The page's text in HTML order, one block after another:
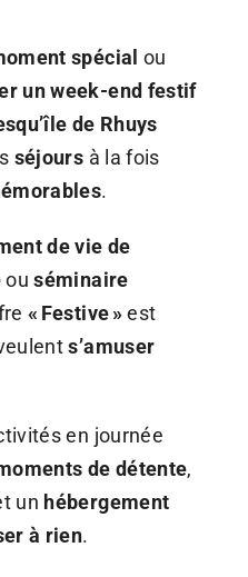
spécial ou
un week-end festif
de Rhuys
séjours à la fois
.
de vie de
ouséminaire
« Festive »est
s’amuser
en journée
de détente,
un hébergement
à rien.